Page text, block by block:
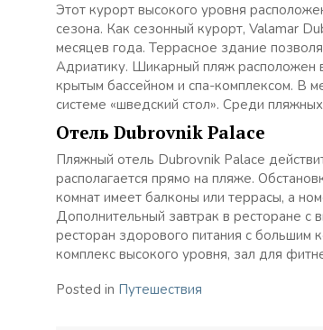
Этот курорт высокого уровня
сезона. Как сезонный курорт, Valamar
месяцев года. Террасное здание
Адриатику. Шикарный пляж расположен
крытым бассейном и спа-комплексом. В
системе «шведский стол». Среди
Отель Dubrovnik Palace
Пляжный отель Dubrovnik Palace
располагается прямо на пляже.
комнат имеет балконы или террасы, а
Дополнительный завтрак в ресторане с
ресторан здорового питания с большим
комплекс высокого уровня, зал для
Posted in Путешествия